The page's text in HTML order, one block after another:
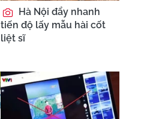
Hà Nội đẩy nhanh
tiến độ lấy mẫu hài cốt
liệt sĩ